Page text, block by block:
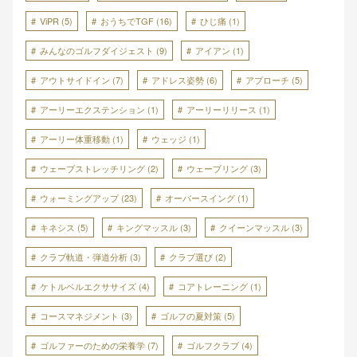
ViPR (5) おうちでTGF (16) ひじ痛 (1)
みんなのゴルフダイジェスト (9) アイアン (1)
アウトサイドイン (7) アドレス姿勢 (6) アプローチ (5)
アーリーエクステンション (1) アーリーリリース (1)
アーリー体重移動 (1) ウェッジ (1)
ウェーブストレッチリング (2) ウェーブリング (3)
ウォーミングアップ(23) オーバースイング (1)
キネシス (5) キングマッスル (3) クイーンマッスル (3)
クラブ軌道・弾道分析 (3) クラブ選び (2)
ケトルベルエクササイズ (4) コアトレーニング (1)
コースマネジメント (3) ゴルフの夏対策 (5)
ゴルファーのための栄養学 (7) ゴルフクラブ (4)